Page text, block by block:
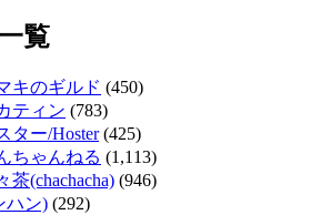
覧
キのギルド (450)
ティン (783)
ター/Hoster(425)
ちゃんねる (1,113)
茶(chachacha) (946)
ハン) (292)